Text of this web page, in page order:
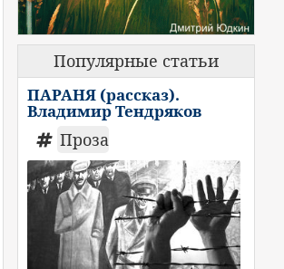
Популярные статьи
ПАРАНЯ (рассказ).
Владимир Тендряков
Проза